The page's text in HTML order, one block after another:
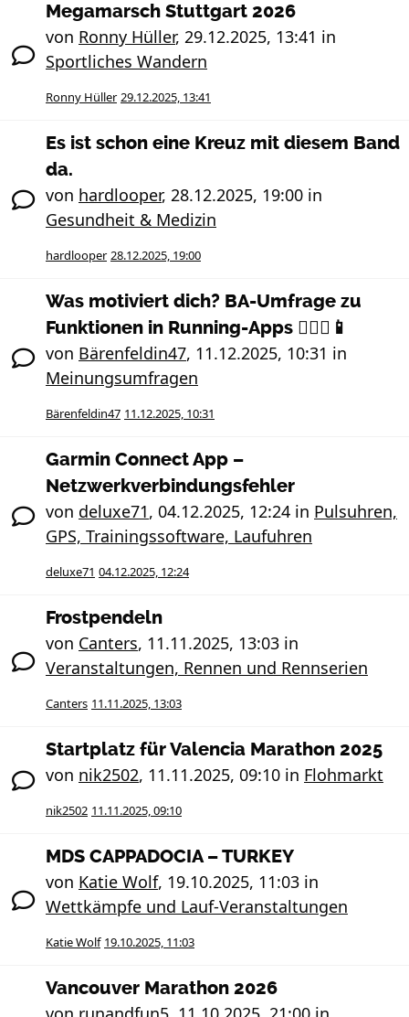
Megamarsch Stuttgart 2026
von Ronny Hüller, 29.12.2025, 13:41 in
Sportliches Wandern
Ronny Hüller 29.12.2025, 13:41
Es ist schon eine Kreuz mit diesem Band
da.
von hardlooper, 28.12.2025, 19:00 in
Gesundheit & Medizin
hardlooper 28.12.2025, 19:00
Was motiviert dich? BA-Umfrage zu
Funktionen in Running-Apps 🏃🏻‍♀️📱
von Bärenfeldin47, 11.12.2025, 10:31 in
Meinungsumfragen
Bärenfeldin47 11.12.2025, 10:31
Garmin Connect App –
Netzwerkverbindungsfehler
von deluxe71, 04.12.2025, 12:24 in Pulsuhren,
GPS, Trainingssoftware, Laufuhren
deluxe71 04.12.2025, 12:24
Frostpendeln
von Canters, 11.11.2025, 13:03 in
Veranstaltungen, Rennen und Rennserien
Canters 11.11.2025, 13:03
Startplatz für Valencia Marathon 2025
von nik2502, 11.11.2025, 09:10 in Flohmarkt
nik2502 11.11.2025, 09:10
MDS CAPPADOCIA – TURKEY
von Katie Wolf, 19.10.2025, 11:03 in
Wettkämpfe und Lauf-Veranstaltungen
Katie Wolf 19.10.2025, 11:03
Vancouver Marathon 2026